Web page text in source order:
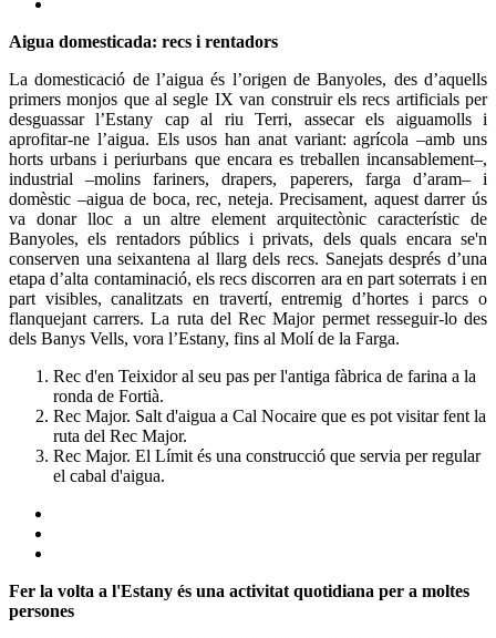
Aigua domesticada: recs i rentadors
La domesticació de l’aigua és l’origen de Banyoles, des d’aquells
primers monjos que al segle IX van construir els recs artificials per
desguassar l’Estany cap al riu Terri, assecar els aiguamolls i
aprofitar-ne l’aigua. Els usos han anat variant: agrícola –amb uns
horts urbans i periurbans que encara es treballen incansablement–,
industrial –molins fariners, drapers, paperers, farga d’aram– i
domèstic –aigua de boca, rec, neteja. Precisament, aquest darrer ús
va donar lloc a un altre element arquitectònic característic de
Banyoles, els rentadors públics i privats, dels quals encara se'n
conserven una seixantena al llarg dels recs. Sanejats després d’una
etapa d’alta contaminació, els recs discorren ara en part soterrats i en
part visibles, canalitzats en travertí, entremig d’hortes i parcs o
flanquejant carrers. La ruta del Rec Major permet resseguir-lo des
dels Banys Vells, vora l’Estany, fins al Molí de la Farga.
Rec d'en Teixidor al seu pas per l'antiga fàbrica de farina a la
ronda de Fortià.
Rec Major. Salt d'aigua a Cal Nocaire que es pot visitar fent la
ruta del Rec Major.
Rec Major. El Límit és una construcció que servia per regular
el cabal d'aigua.
Fer la volta a l'Estany és una activitat quotidiana per a moltes
persones